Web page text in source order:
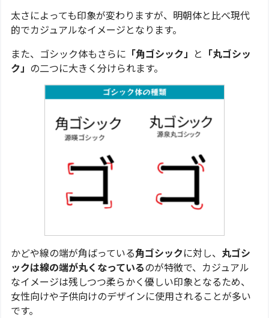
太さによっても印象が変わりますが、明朝体と比べ現代
的でカジュアルなイメージとなります。
また、ゴシック体もさらに 「角ゴシック」 と 「丸ゴシッ
ク」 の二つに大きく分けられます。
かどや線の端が角ばっている角ゴシックに対し、 丸ゴシ
ックは線の端が丸くなっているのが特徴で、カジュアル
なイメージは残しつつ柔らかく優しい印象となるため、
女性向けや子供向けのデザインに使用されることが多い
です。